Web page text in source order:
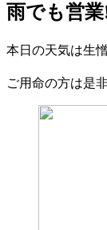
雨でも営
本日の天気は生
ご用命の方は是